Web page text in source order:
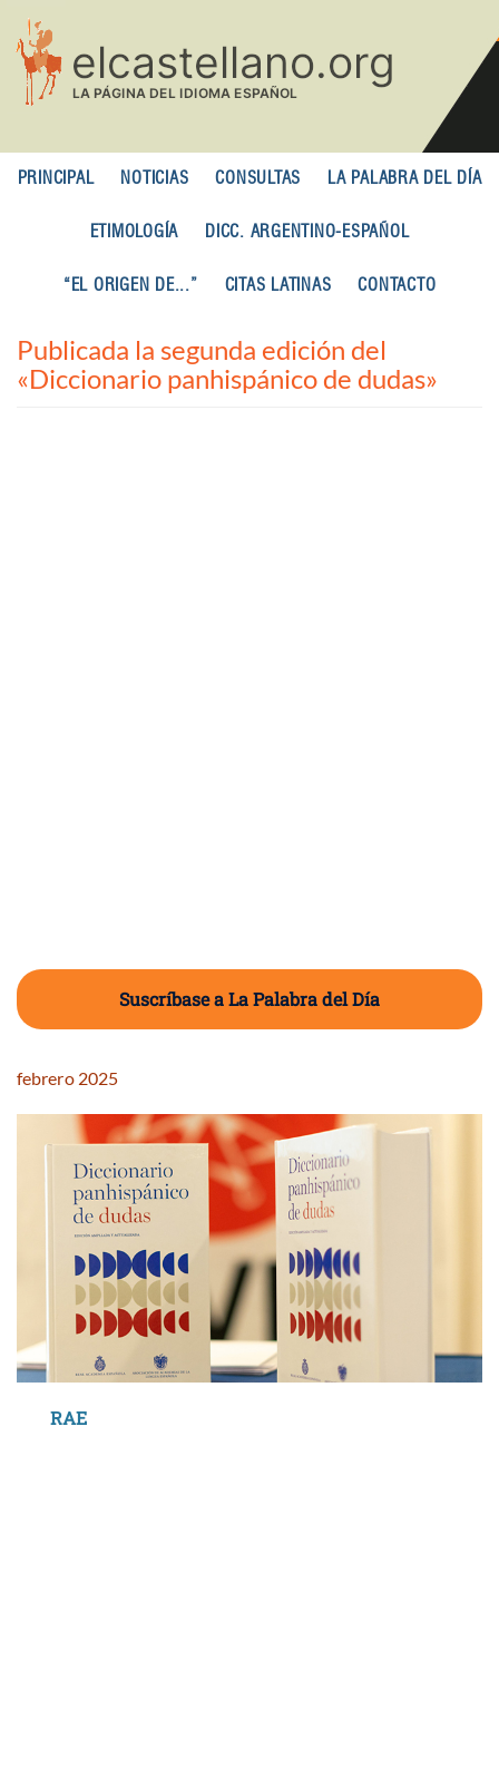
contenido
principal
PRINCIPAL NOTICIAS CONSULTAS LA PALABRA DEL DÍA
ETIMOLOGÍA DICC. ARGENTINO-ESPAÑOL
“EL ORIGEN DE...” CITAS LATINAS CONTACTO
Publicada la segunda edición del
«Diccionario panhispánico de dudas»
Suscríbase a La Palabra del Día
febrero 2025
RAE